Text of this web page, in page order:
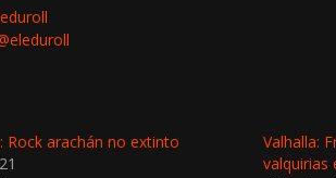
Rock arachán no extinto
Valhalla:
valquirias